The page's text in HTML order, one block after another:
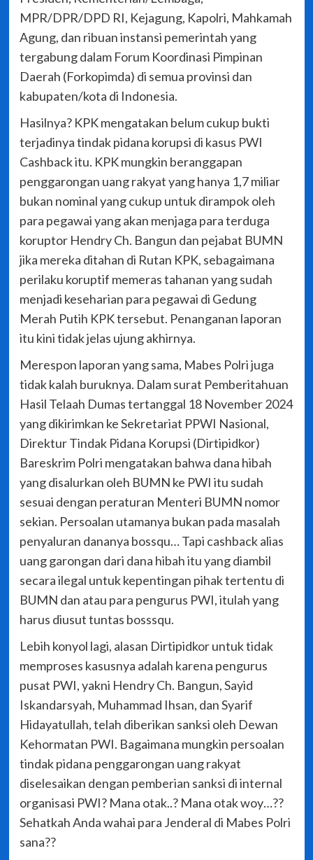
MPR/DPR/DPD RI, Kejagung, Kapolri, Mahkamah
Agung, dan ribuan instansi pemerintah yang
tergabung dalam Forum Koordinasi Pimpinan
Daerah (Forkopimda) di semua provinsi dan
kabupaten/kota di Indonesia.
Hasilnya? KPK mengatakan belum cukup bukti
terjadinya tindak pidana korupsi di kasus PWI
Cashback itu. KPK mungkin beranggapan
penggarongan uang rakyat yang hanya 1,7 miliar
bukan nominal yang cukup untuk dirampok oleh
para pegawai yang akan menjaga para terduga
koruptor Hendry Ch. Bangun dan pejabat BUMN
jika mereka ditahan di Rutan KPK, sebagaimana
perilaku koruptif memeras tahanan yang sudah
menjadi keseharian para pegawai di Gedung
Merah Putih KPK tersebut. Penanganan laporan
itu kini tidak jelas ujung akhirnya.
Merespon laporan yang sama, Mabes Polri juga
tidak kalah buruknya. Dalam surat Pemberitahuan
Hasil Telaah Dumas tertanggal 18 November 2024
yang dikirimkan ke Sekretariat PPWI Nasional,
Direktur Tindak Pidana Korupsi (Dirtipidkor)
Bareskrim Polri mengatakan bahwa dana hibah
yang disalurkan oleh BUMN ke PWI itu sudah
sesuai dengan peraturan Menteri BUMN nomor
sekian. Persoalan utamanya bukan pada masalah
penyaluran dananya bossqu… Tapi cashback alias
uang garongan dari dana hibah itu yang diambil
secara ilegal untuk kepentingan pihak tertentu di
BUMN dan atau para pengurus PWI, itulah yang
harus diusut tuntas bosssqu.
Lebih konyol lagi, alasan Dirtipidkor untuk tidak
memproses kasusnya adalah karena pengurus
pusat PWI, yakni Hendry Ch. Bangun, Sayid
Iskandarsyah, Muhammad Ihsan, dan Syarif
Hidayatullah, telah diberikan sanksi oleh Dewan
Kehormatan PWI. Bagaimana mungkin persoalan
tindak pidana penggarongan uang rakyat
diselesaikan dengan pemberian sanksi di internal
organisasi PWI? Mana otak..? Mana otak woy…??
Sehatkah Anda wahai para Jenderal di Mabes Polri
sana??